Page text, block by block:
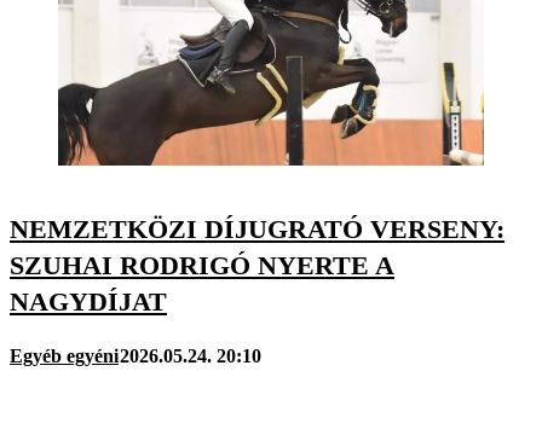
NEMZETKÖZI DÍJUGRATÓ VERSENY:
SZUHAI RODRIGÓ NYERTE A
NAGYDÍJAT
Egyéb egyéni2026.05.24. 20:10